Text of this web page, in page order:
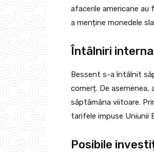
afacerile americane
a menține monedele
Întâlniri
Bessent s-a întâlnit
comerț. De
săptămâna viitoare.
tarifele impuse Uniunii
Posibile